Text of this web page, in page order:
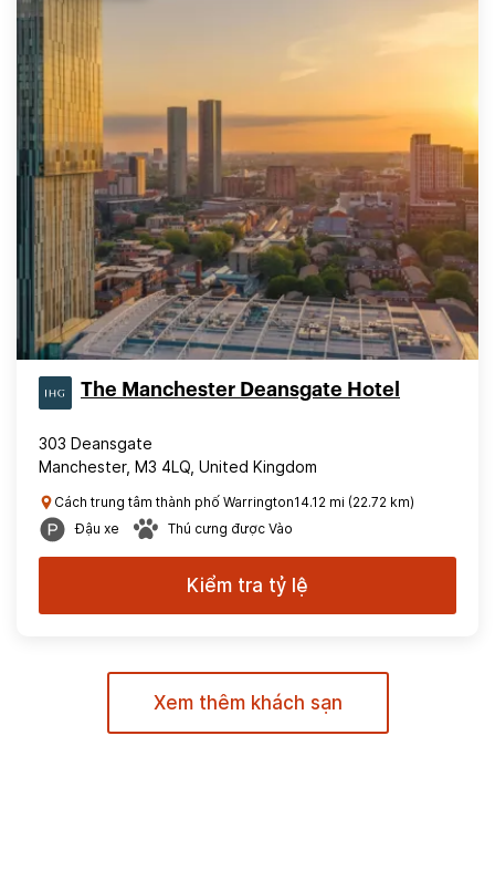
The Manchester Deansgate Hotel
303 Deansgate
Manchester, M3 4LQ, United Kingdom
Cách trung tâm thành phố Warrington14.12 mi (22.72 km)
Đậu xe
Thú cưng được Vào
Kiểm tra tỷ lệ
Xem thêm khách sạn